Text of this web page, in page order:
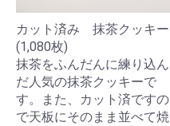
カット済み 抹茶クッキー
(1,080枚)
抹茶をふんだんに練り込ん
だ人気の抹茶クッキーで
す。また、カット済ですの
で天板にそのまま並べて焼